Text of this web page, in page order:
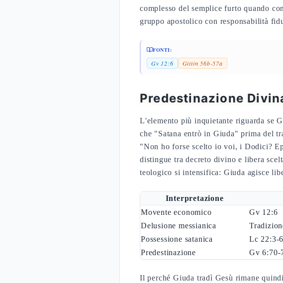
complesso del semplice furto quando
gruppo apostolico con responsabilità
FONTI:
Gv 12:6 Gittin 56b-57a
Predestinazione
L'elemento più inquietante riguarda se
che "Satana entrò in Giuda" prima del
"Non ho forse scelto io voi, i Dodici?
distingue tra decreto divino e libera
teologico si intensifica: Giuda agisce
Interpretazione
Movente economico
Gv 12:6
Delusione messianica
Possessione satanica
Lc 22:3-6
Predestinazione
Gv 6:70-
Il perché Giuda tradì Gesù rimane